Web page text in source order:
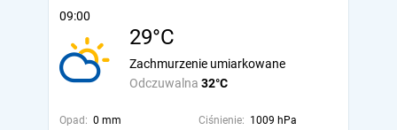
09:00
29°C
Odczuwalna 32°C
Zachmurzenie umiarkowane
Opad: 0 mm Ciśnienie: 1009 hPa